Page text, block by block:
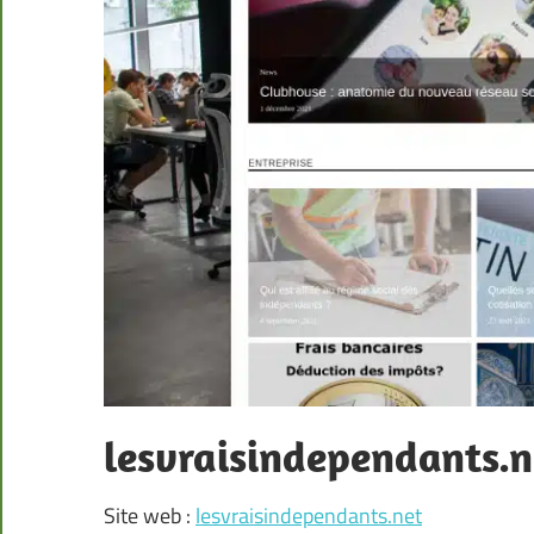
Site web : lesvraisindependants.net